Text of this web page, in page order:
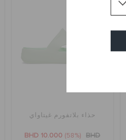
حذاء بلاتفورم غيتاواي
BHD 10.000 (58%)
BHD